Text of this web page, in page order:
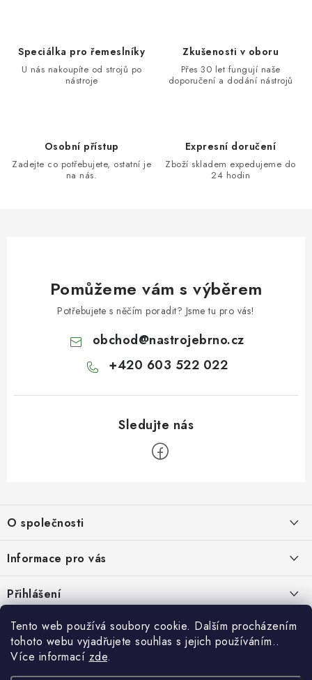
Tento web používá soubory cookie. Dalším procházením
tohoto webu vyjadřujete souhlas s jejich používáním..
Více informací zde.
Speciálka pro řemeslníky
U nás nakoupíte od strojů po
nástroje
Zkušenosti v oboru
Přes 30 let fungují naše
doporučení a dodání nástrojů
Osobní přístup
Zadejte co potřebujete, ostatní je
na nás.
Expresní doručení
Zboží skladem expedujeme do
24 hodin
Pomůžeme vám s výběrem
Potřebujete s něčím poradit? Jsme tu pro vás!
obchod@nastrojebrno.cz
+420 603 522 022
p
a
O společnosti
O nás
Recenze zákazníků
Novinky, návody, blog
Sponzorujeme
Informace pro vás
Obchodní podmínky
Doprava
Způsoby platby
Přihlášení
Přijímáme online platby